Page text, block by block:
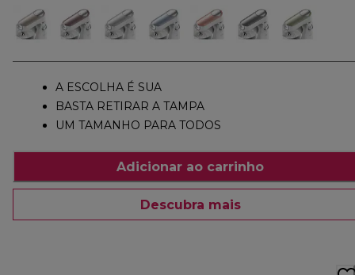
A ESCOLHA É SUA
BASTA RETIRAR A TAMPA
UM TAMANHO PARA TODOS
Adicionar ao carrinho
Descubra mais